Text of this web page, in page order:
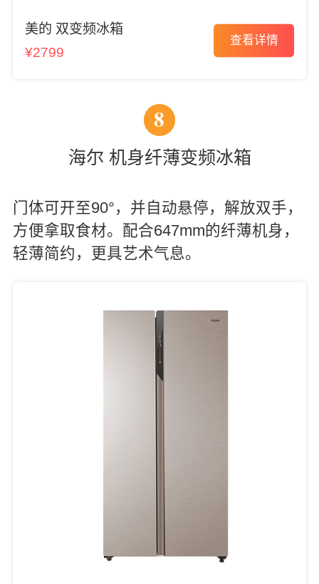
美的 双变频冰箱
¥2799
查看详情
8
海尔 机身纤薄变频冰箱
门体可开至90°，并自动悬停，解放双手，
方便拿取食材。配合647mm的纤薄机身，
轻薄简约，更具艺术气息。